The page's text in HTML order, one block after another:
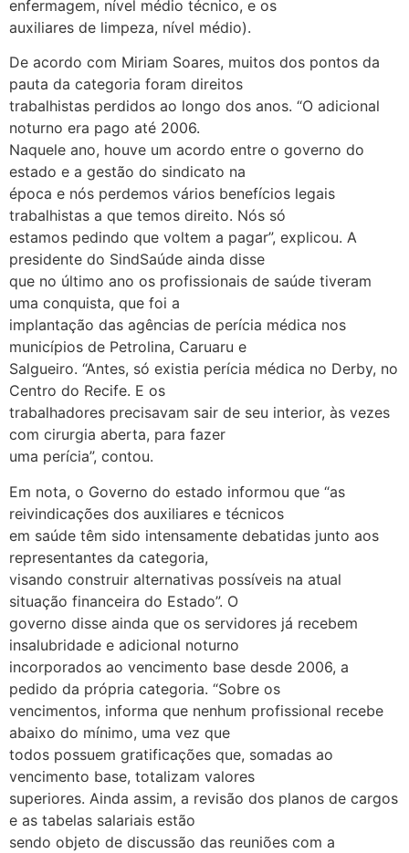
enfermagem, nível médio técnico, e os
auxiliares de limpeza, nível médio).
De acordo com Miriam Soares, muitos dos pontos da
pauta da categoria foram direitos
trabalhistas perdidos ao longo dos anos. “O adicional
noturno era pago até 2006.
Naquele ano, houve um acordo entre o governo do
estado e a gestão do sindicato na
época e nós perdemos vários benefícios legais
trabalhistas a que temos direito. Nós só
estamos pedindo que voltem a pagar”, explicou. A
presidente do SindSaúde ainda disse
que no último ano os profissionais de saúde tiveram
uma conquista, que foi a
implantação das agências de perícia médica nos
municípios de Petrolina, Caruaru e
Salgueiro. “Antes, só existia perícia médica no Derby, no
Centro do Recife. E os
trabalhadores precisavam sair de seu interior, às vezes
com cirurgia aberta, para fazer
uma perícia”, contou.
Em nota, o Governo do estado informou que “as
reivindicações dos auxiliares e técnicos
em saúde têm sido intensamente debatidas junto aos
representantes da categoria,
visando construir alternativas possíveis na atual
situação financeira do Estado”. O
governo disse ainda que os servidores já recebem
insalubridade e adicional noturno
incorporados ao vencimento base desde 2006, a
pedido da própria categoria. “Sobre os
vencimentos, informa que nenhum profissional recebe
abaixo do mínimo, uma vez que
todos possuem gratificações que, somadas ao
vencimento base, totalizam valores
superiores. Ainda assim, a revisão dos planos de cargos
e as tabelas salariais estão
sendo objeto de discussão das reuniões com a